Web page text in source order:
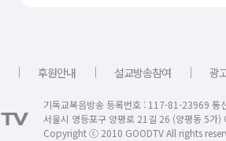
｜ 후원안내 ｜ 설교방송참여 ｜ 광
기독교복음방송 등록번호 : 117-81-23969
서울시 영등포구 양평로 21길 26 (양평동 5
Copyright ⓒ 2010 GOODTV All rights